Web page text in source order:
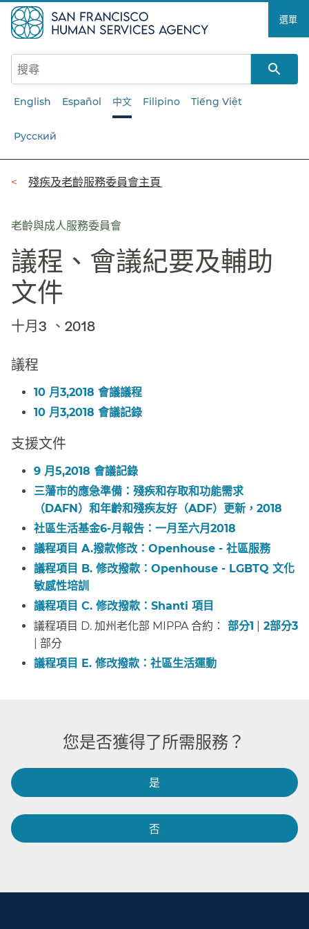
至
主
要
選單​​
English Español 中文 Filipino Tiếng Việt
Русский
導
列​​
殘疾及老齡服務委員會主頁​​
老齡與成人服務委員會
議程、會議紀要及輔助
文件​​
十月3 、2018​​
議程​​
10 月3,2018 會議議程​​
10 月3,2018 會議記錄​​
支援文件​​
9 月5,2018 會議記錄​​
三藩市的應急準備：殘疾和存取和功能需求
（DAFN）和年齡和殘疾友好（ADF）更新，2018​​
社區生活基金6-月報告：一月至六月2018​​
議程項目 A.撥款修改：Openhouse - 社區服務​​
議程項目 B. 修改撥款：Openhouse - LGBTQ 文化
敏感性培訓​​
議程項目 C. 修改撥款：Shanti 項目​​
議程項目 D. 加州老化部 MIPPA 合約：
部分1 2部分3
| 部分​​
議程項目 E. 修改撥款：社區生活運動​​
您是否獲得了所需服務？​​
是​​
否​​